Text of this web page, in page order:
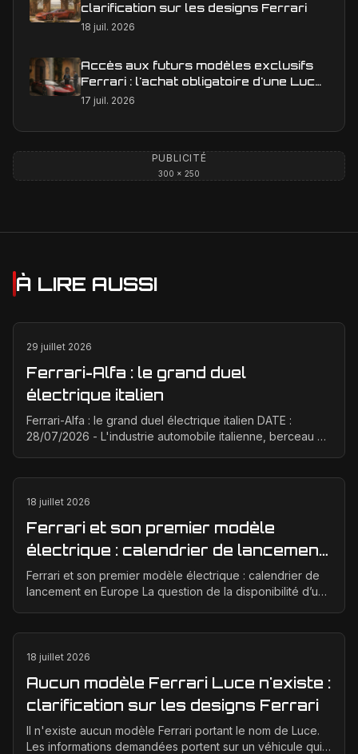
clarification sur les designs Ferrari
18 juil. 2026
Accès aux futurs modèles exclusifs
Ferrari : l'achat obligatoire d'une Luce
est-il une réalité ?
17 juil. 2026
PUBLICITÉ
300 × 250
À LIRE AUSSI
29 juillet 2026
Ferrari-Alfa : le grand duel
électrique italien
Ferrari-Alfa : le grand duel électrique italien DATE :
28/07/2026 - L'industrie automobile italienne, berceau de
18 juillet 2026
Ferrari et son premier modèle
électrique : calendrier de lancement
en Europe
Ferrari et son premier modèle électrique : calendrier de
lancement en Europe La question de la disponibilité d’une
18 juillet 2026
Aucun modèle Ferrari Luce n'existe :
clarification sur les designs Ferrari
Il n'existe aucun modèle Ferrari portant le nom de Luce.
Les informations demandées portent sur un véhicule qui